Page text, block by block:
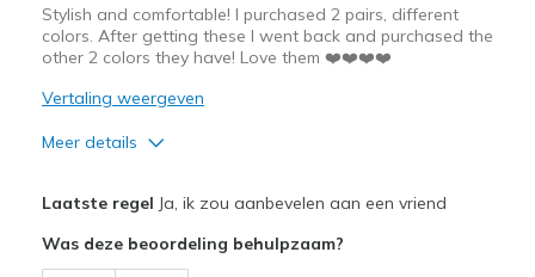
View On Shoes
Shoes are for Wearing
Stylish and comfortable! I purchased 2 pairs, different
colors. After getting these I went back and purchased the
other 2 colors they have! Love them ❤️❤️❤️❤️
Vertaling weergeven
Meer details
Breathe Well
Laatste regel Ja, ik zou aanbevelen aan een vriend
Was deze beoordeling behulpzaam?